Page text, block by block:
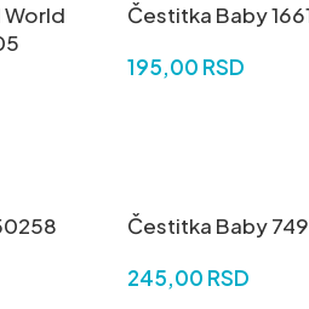
World
Čestitka Baby
195,00 RSD
Čestitka Baby
245,00 RSD